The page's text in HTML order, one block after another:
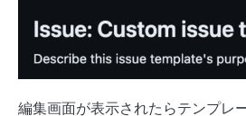
編集画面が表示されたらテンプレ